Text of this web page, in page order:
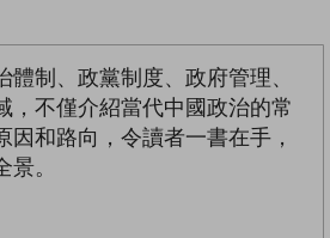
制、政黨制度、政府管理、
，不僅介紹當代中國政治的常
因和路向，令讀者一書在手，
。